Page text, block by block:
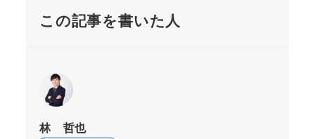
この記事を書いた人
林 哲也